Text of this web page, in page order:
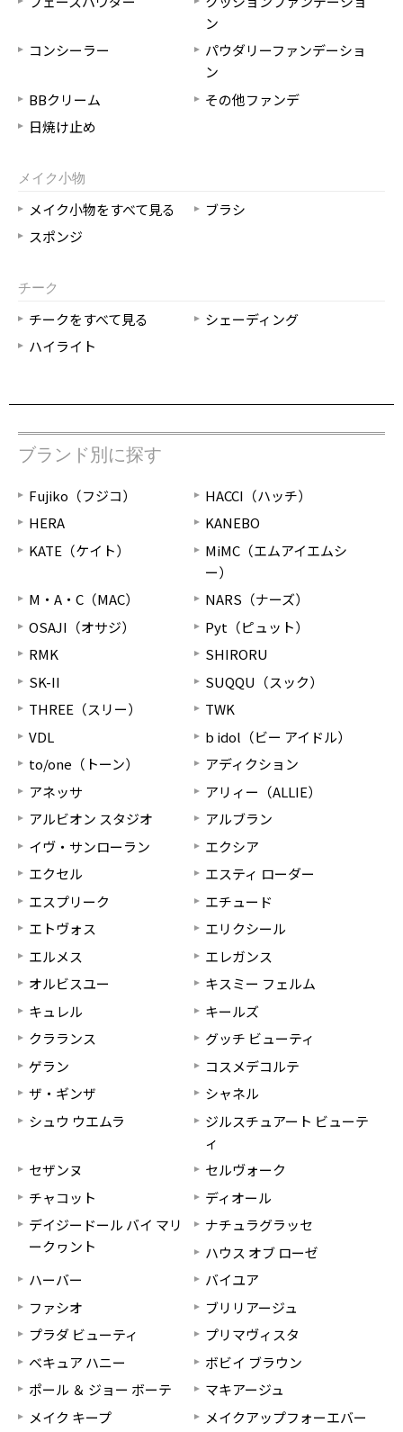
ン
コンシーラー
パウダリーファンデーショ
ン
BBクリーム
その他ファンデ
日焼け止め
メイク小物
メイク小物をすべて見る
ブラシ
スポンジ
チーク
チークをすべて見る
シェーディング
ハイライト
ブランド別に探す
Fujiko（フジコ）
HACCI（ハッチ）
HERA
KANEBO
KATE（ケイト）
MiMC（エムアイエムシ
ー）
M・A・C（MAC）
NARS（ナーズ）
OSAJI（オサジ）
Pyt（ピュット）
RMK
SHIRORU
SK-II
SUQQU（スック）
THREE（スリー）
TWK
VDL
b idol（ビー アイドル）
to/one（トーン）
アディクション
アネッサ
アリィー（ALLIE）
アルビオン スタジオ
アルブラン
イヴ・サンローラン
エクシア
エクセル
エスティ ローダー
エスプリーク
エチュード
エトヴォス
エリクシール
エルメス
エレガンス
オルビスユー
キスミー フェルム
キュレル
キールズ
クラランス
グッチ ビューティ
ゲラン
コスメデコルテ
ザ・ギンザ
シャネル
シュウ ウエムラ
ジルスチュアート ビューテ
ィ
セザンヌ
セルヴォーク
チャコット
ディオール
デイジードール バイ マリ
ークヮント
ナチュラグラッセ
ハウス オブ ローゼ
ハーバー
バイユア
ファシオ
ブリリアージュ
プラダ ビューティ
プリマヴィスタ
ベキュア ハニー
ボビイ ブラウン
ポール ＆ ジョー ボーテ
マキアージュ
メイク キープ
メイクアップフォーエバー